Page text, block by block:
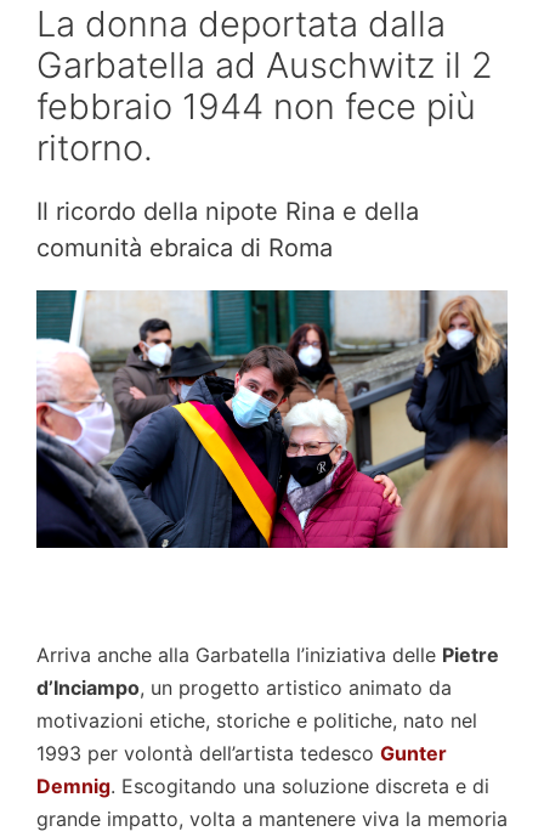
La donna deportata dalla
Garbatella ad Auschwitz il 2
febbraio 1944 non fece più
ritorno.
Il ricordo della nipote Rina e della
comunità ebraica di Roma
Arriva anche alla Garbatella l’iniziativa delle Pietre
d’Inciampo, un progetto artistico animato da
motivazioni etiche, storiche e politiche, nato nel
1993 per volontà dell’artista tedesco Gunter
Demnig. Escogitando una soluzione discreta e di
grande impatto, volta a mantenere viva la memoria